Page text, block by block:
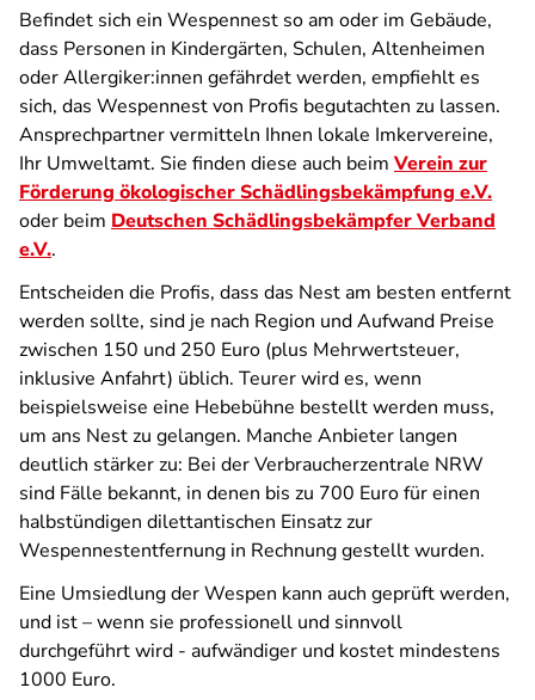
Befindet sich ein Wespennest so am oder im Gebäude,
dass Personen in Kindergärten, Schulen, Altenheimen
oder Allergiker:innen gefährdet werden, empfiehlt es
sich, das Wespennest von Profis begutachten zu lassen.
Ansprechpartner vermitteln Ihnen lokale Imkervereine,
Ihr Umweltamt. Sie finden diese auch beim Verein zur
Förderung ökologischer Schädlingsbekämpfung e.V.
oder beim Deutschen Schädlingsbekämpfer Verband
e.V..
Entscheiden die Profis, dass das Nest am besten entfernt
werden sollte, sind je nach Region und Aufwand Preise
zwischen 150 und 250 Euro (plus Mehrwertsteuer,
inklusive Anfahrt) üblich. Teurer wird es, wenn
beispielsweise eine Hebebühne bestellt werden muss,
um ans Nest zu gelangen. Manche Anbieter langen
deutlich stärker zu: Bei der Verbraucherzentrale NRW
sind Fälle bekannt, in denen bis zu 700 Euro für einen
halbstündigen dilettantischen Einsatz zur
Wespennestentfernung in Rechnung gestellt wurden.
Eine Umsiedlung der Wespen kann auch geprüft werden,
und ist – wenn sie professionell und sinnvoll
durchgeführt wird - aufwändiger und kostet mindestens
1000 Euro.